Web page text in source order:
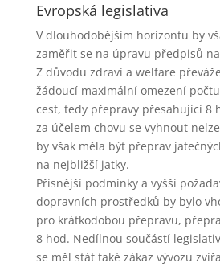
Evropská legislativa
V dlouhodobějším horizontu by
zaměřit se na úpravu předpisů
Z důvodu zdraví a welfare
žádoucí maximální omezení
cest, tedy přepravy přesahující 8
za účelem chovu se vyhnout
by však měla být přeprav
na nejbližší jatky.
Přísnější podmínky a vyšší
dopravních prostředků by bylo
pro krátkodobou přepravu,
8 hod. Nedílnou součástí
se měl stát také zákaz vývozu